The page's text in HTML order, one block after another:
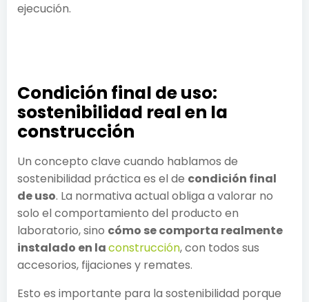
ejecución.
Condición final de uso:
sostenibilidad real en la
construcción
Un concepto clave cuando hablamos de
sostenibilidad práctica es el de condición final
de uso. La normativa actual obliga a valorar no
solo el comportamiento del producto en
laboratorio, sino cómo se comporta realmente
instalado en laconstrucción, con todos sus
accesorios, fijaciones y remates.
Esto es importante para la sostenibilidad porque